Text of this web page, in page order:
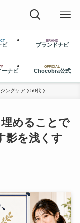
ビ
BRAND
ブランドナビ
ーナビ
OFFICIAL
Chocobra公式
ングケア 50代
埋めることで
影を浅くす